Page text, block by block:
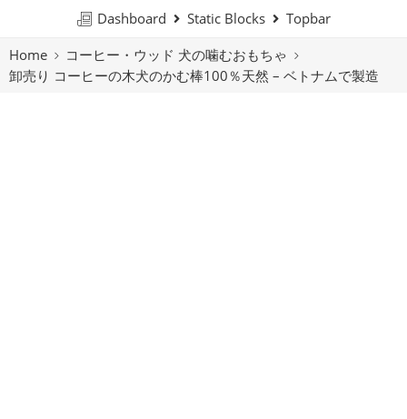
Dashboard Static Blocks Topbar
Home
コーヒー・ウッド 犬の噛むおもちゃ
卸売り コーヒーの木犬のかむ棒100％天然 – ベトナムで製造